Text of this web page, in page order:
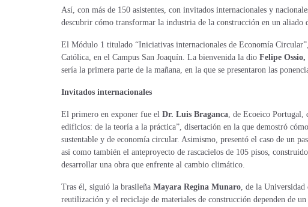
Así, con más de 150 asistentes, con invitados internacionales y
descubrir cómo transformar la industria de la construcción en un aliado
El Módulo 1 titulado “Iniciativas internacionales de Economía
Católica, en el Campus San Joaquín. La bienvenida la dio Felipe Ossio,
sería la primera parte de la mañana, en la que se presentaron las
Invitados internacionales
El primero en exponer fue el Dr. Luis Braganca, de Ecoeico Portugal,
edificios: de la teoría a la práctica”, disertación en la que demostró
sustentable y de economía circular. Asimismo, presentó el caso de un
así como también el anteproyecto de rascacielos de 105 pisos,
desarrollar una obra que enfrente al cambio climático.
Tras él, siguió la brasileña Mayara Regina Munaro, de la Universidad
reutilización y el reciclaje de materiales de construcción dependen de